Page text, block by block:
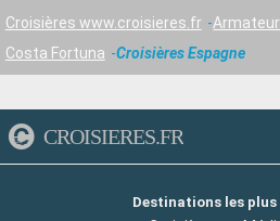
Croisières www.croisieres.fr
Costa Fortuna
Croisières Espagne
CROISIERES.FR
Destinations les